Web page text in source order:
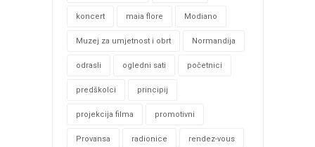
koncert maia flore Modiano
Muzej za umjetnost i obrt Normandija
odrasli ogledni sati početnici
predškolci principij
projekcija filma promotivni
Provansa radionice rendez-vous